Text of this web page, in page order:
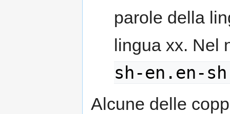
parole della
lingua xx. Nel
sh-en.en-
Alcune delle